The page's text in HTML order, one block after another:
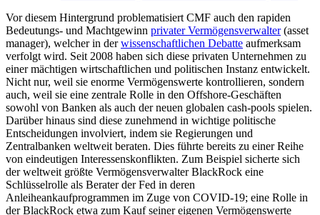
Vor diesem Hintergrund problematisiert CMF auch den rapiden
Bedeutungs- und Machtgewinn privater Vermögensverwalter(asset
manager), welcher in derwissenschaftlichen Debatte aufmerksam
verfolgt wird. Seit 2008 haben sich diese privaten Unternehmen zu
einer mächtigen wirtschaftlichen und politischen Instanz entwickelt.
Nicht nur, weil sie enorme Vermögenswerte kontrollieren, sondern
auch, weil sie eine zentrale Rolle in den Offshore-Geschäften
sowohl von Banken als auch der neuen globalen cash-pools spielen.
Darüber hinaus sind diese zunehmend in wichtige politische
Entscheidungen involviert, indem sie Regierungen und
Zentralbanken weltweit beraten. Dies führte bereits zu einer Reihe
von eindeutigen Interessenskonflikten. Zum Beispiel sicherte sich
der weltweit größte Vermögensverwalter BlackRock eine
Schlüsselrolle als Berater der Fed in deren
Anleiheankaufprogrammen im Zuge von COVID-19; eine Rolle in
der BlackRock etwa zum Kauf seiner eigenen Vermögenswerte